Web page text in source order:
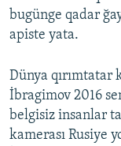
bugünge qadar
apiste yata.
Dünya qırımtatar
İbragimov 2016
belgisiz insanlar
kamerası Rusiye